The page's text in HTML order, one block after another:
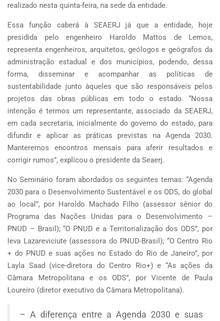
realizado nesta quinta-feira, na sede da entidade.
Essa função caberá à SEAERJ já que a entidade, hoje
presidida pelo engenheiro Haroldo Mattos de Lemos,
representa engenheiros, arquitetos, geólogos e geógrafos da
administração estadual e dos municípios, podendo, dessa
forma, disseminar e acompanhar as políticas de
sustentabilidade junto àqueles que são responsáveis pelos
projetos das obras públicas em todo o estado. “Nossa
intenção é termos um representante, associado da SEAERJ,
em cada secretaria, inicialmente do governo do estado, para
difundir e aplicar as práticas previstas na Agenda 2030.
Manteremos encontros mensais para aferir resultados e
corrigir rumos”, explicou o presidente da Seaerj.
No Seminário foram abordados os seguintes temas: “Agenda
2030 para o Desenvolvimento Sustentável e os ODS, do global
ao local”, por Haroldo Machado Filho (assessor sênior do
Programa das Nações Unidas para o Desenvolvimento –
PNUD – Brasil); “O PNUD e a Territorialização dos ODS”, por
Ieva Lazareviciute (assessora do PNUD-Brasil); “O Centro Rio
+ do PNUD e suas ações no Estado do Rio de Janeiro”, por
Layla Saad (vice-diretora do Centro Rio+) e “As ações da
Câmara Metropolitana e os ODS”, por Vicente de Paula
Loureiro (diretor executivo da Câmara Metropolitana).
– A diferença entre a Agenda 2030 e suas